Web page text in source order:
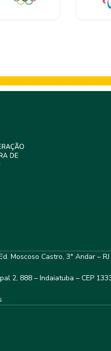
Moscoso Castro, 3° Andar –
2, 888 – Indaiatuba – CEP